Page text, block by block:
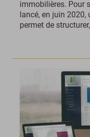
immobilières. Pour
lancé, en juin 2020,
permet de